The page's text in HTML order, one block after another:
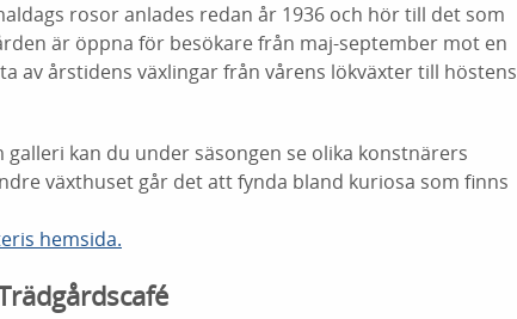
rosor anlades redan år 1936 och hör till det som
är öppna för besökare från maj-september mot en
av årstidens växlingar från vårens lökväxter till höstens
kan du under säsongen se olika konstnärers
växthuset går det att fynda bland kuriosa som finns
hemsida.